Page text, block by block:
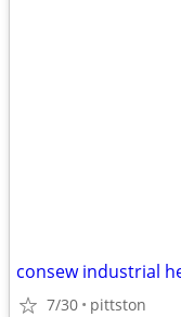
7/30 pittston